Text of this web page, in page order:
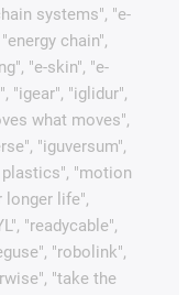
systems", "e-
chain",
"e-skin", "e-
"igear", "iglidur",
what moves",
"iguversum",
"motion
longer life",
"readycable",
"robolink",
"take the